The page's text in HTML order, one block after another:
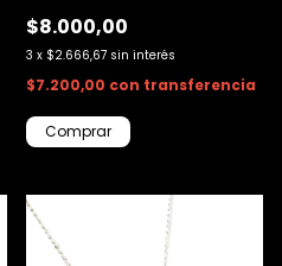
$8.000,00
3 x $2.666,67 sin interés
$7.200,00 con transferencia